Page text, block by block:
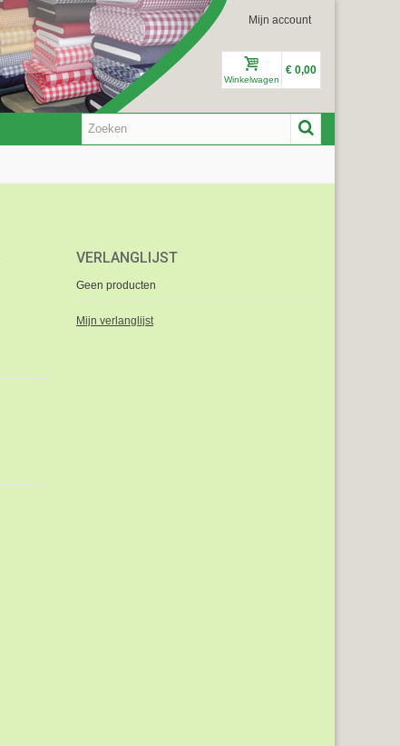
Mijn account
Winkelwagen
€ 0,00
VERLANGLIJST
Geen producten
Mijn verlanglijst